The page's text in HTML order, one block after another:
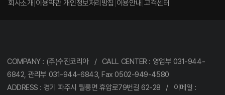
회사소개 이용약관 개인정보처리방침 이용안내 고객센터
COMPANY : (주)수진코리아 / CALL CENTER : 영업부 031-944-
6842, 관리부 031-944-6843, Fax 0502-949-4580
ADDRESS : 경기 파주시 월롱면 휴암로79번길 62-28 / 이메일 :